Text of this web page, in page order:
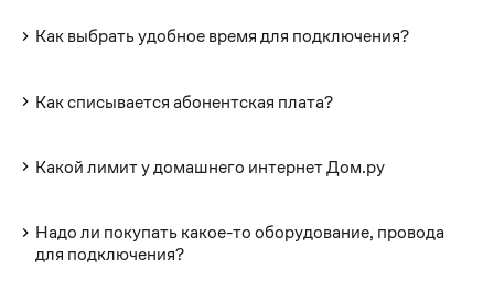
Как выбрать удобное время для подключения?
Как списывается абонентская плата?
Какой лимит у домашнего интернет Дом.ру
Надо ли покупать какое-то оборудование, провода
для подключения?